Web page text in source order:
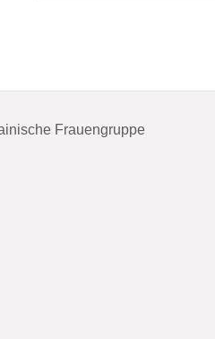
Frauengruppe